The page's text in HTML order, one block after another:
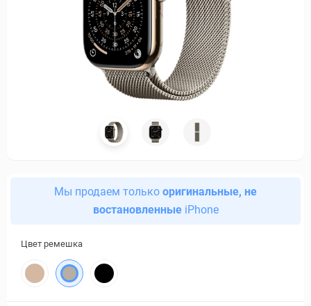
Мы продаем только оригинальные, не
востановленныеiPhone
Цвет ремешка